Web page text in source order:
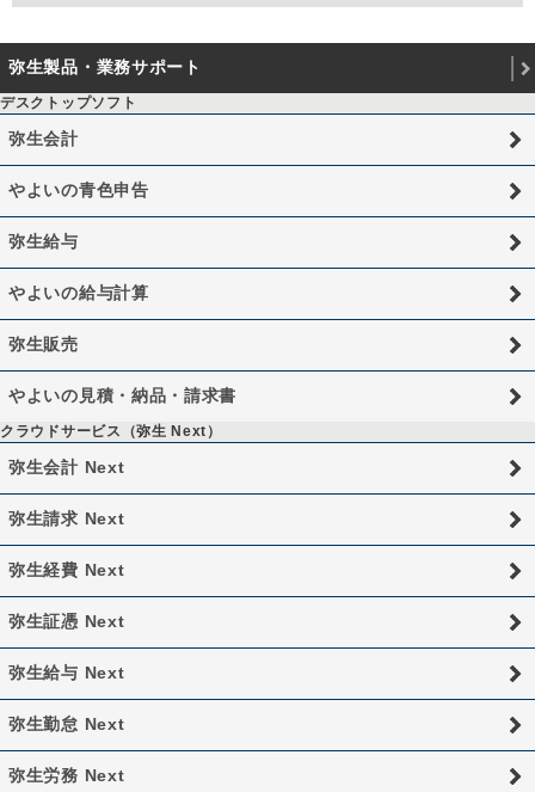
弥生製品・業務サポート
デスクトップソフト
弥生会計
やよいの青色申告
弥生給与
やよいの給与計算
弥生販売
やよいの見積・納品・請求書
クラウドサービス（弥生 Next）
弥生会計 Next
弥生請求 Next
弥生経費 Next
弥生証憑 Next
弥生給与 Next
弥生勤怠 Next
弥生労務 Next